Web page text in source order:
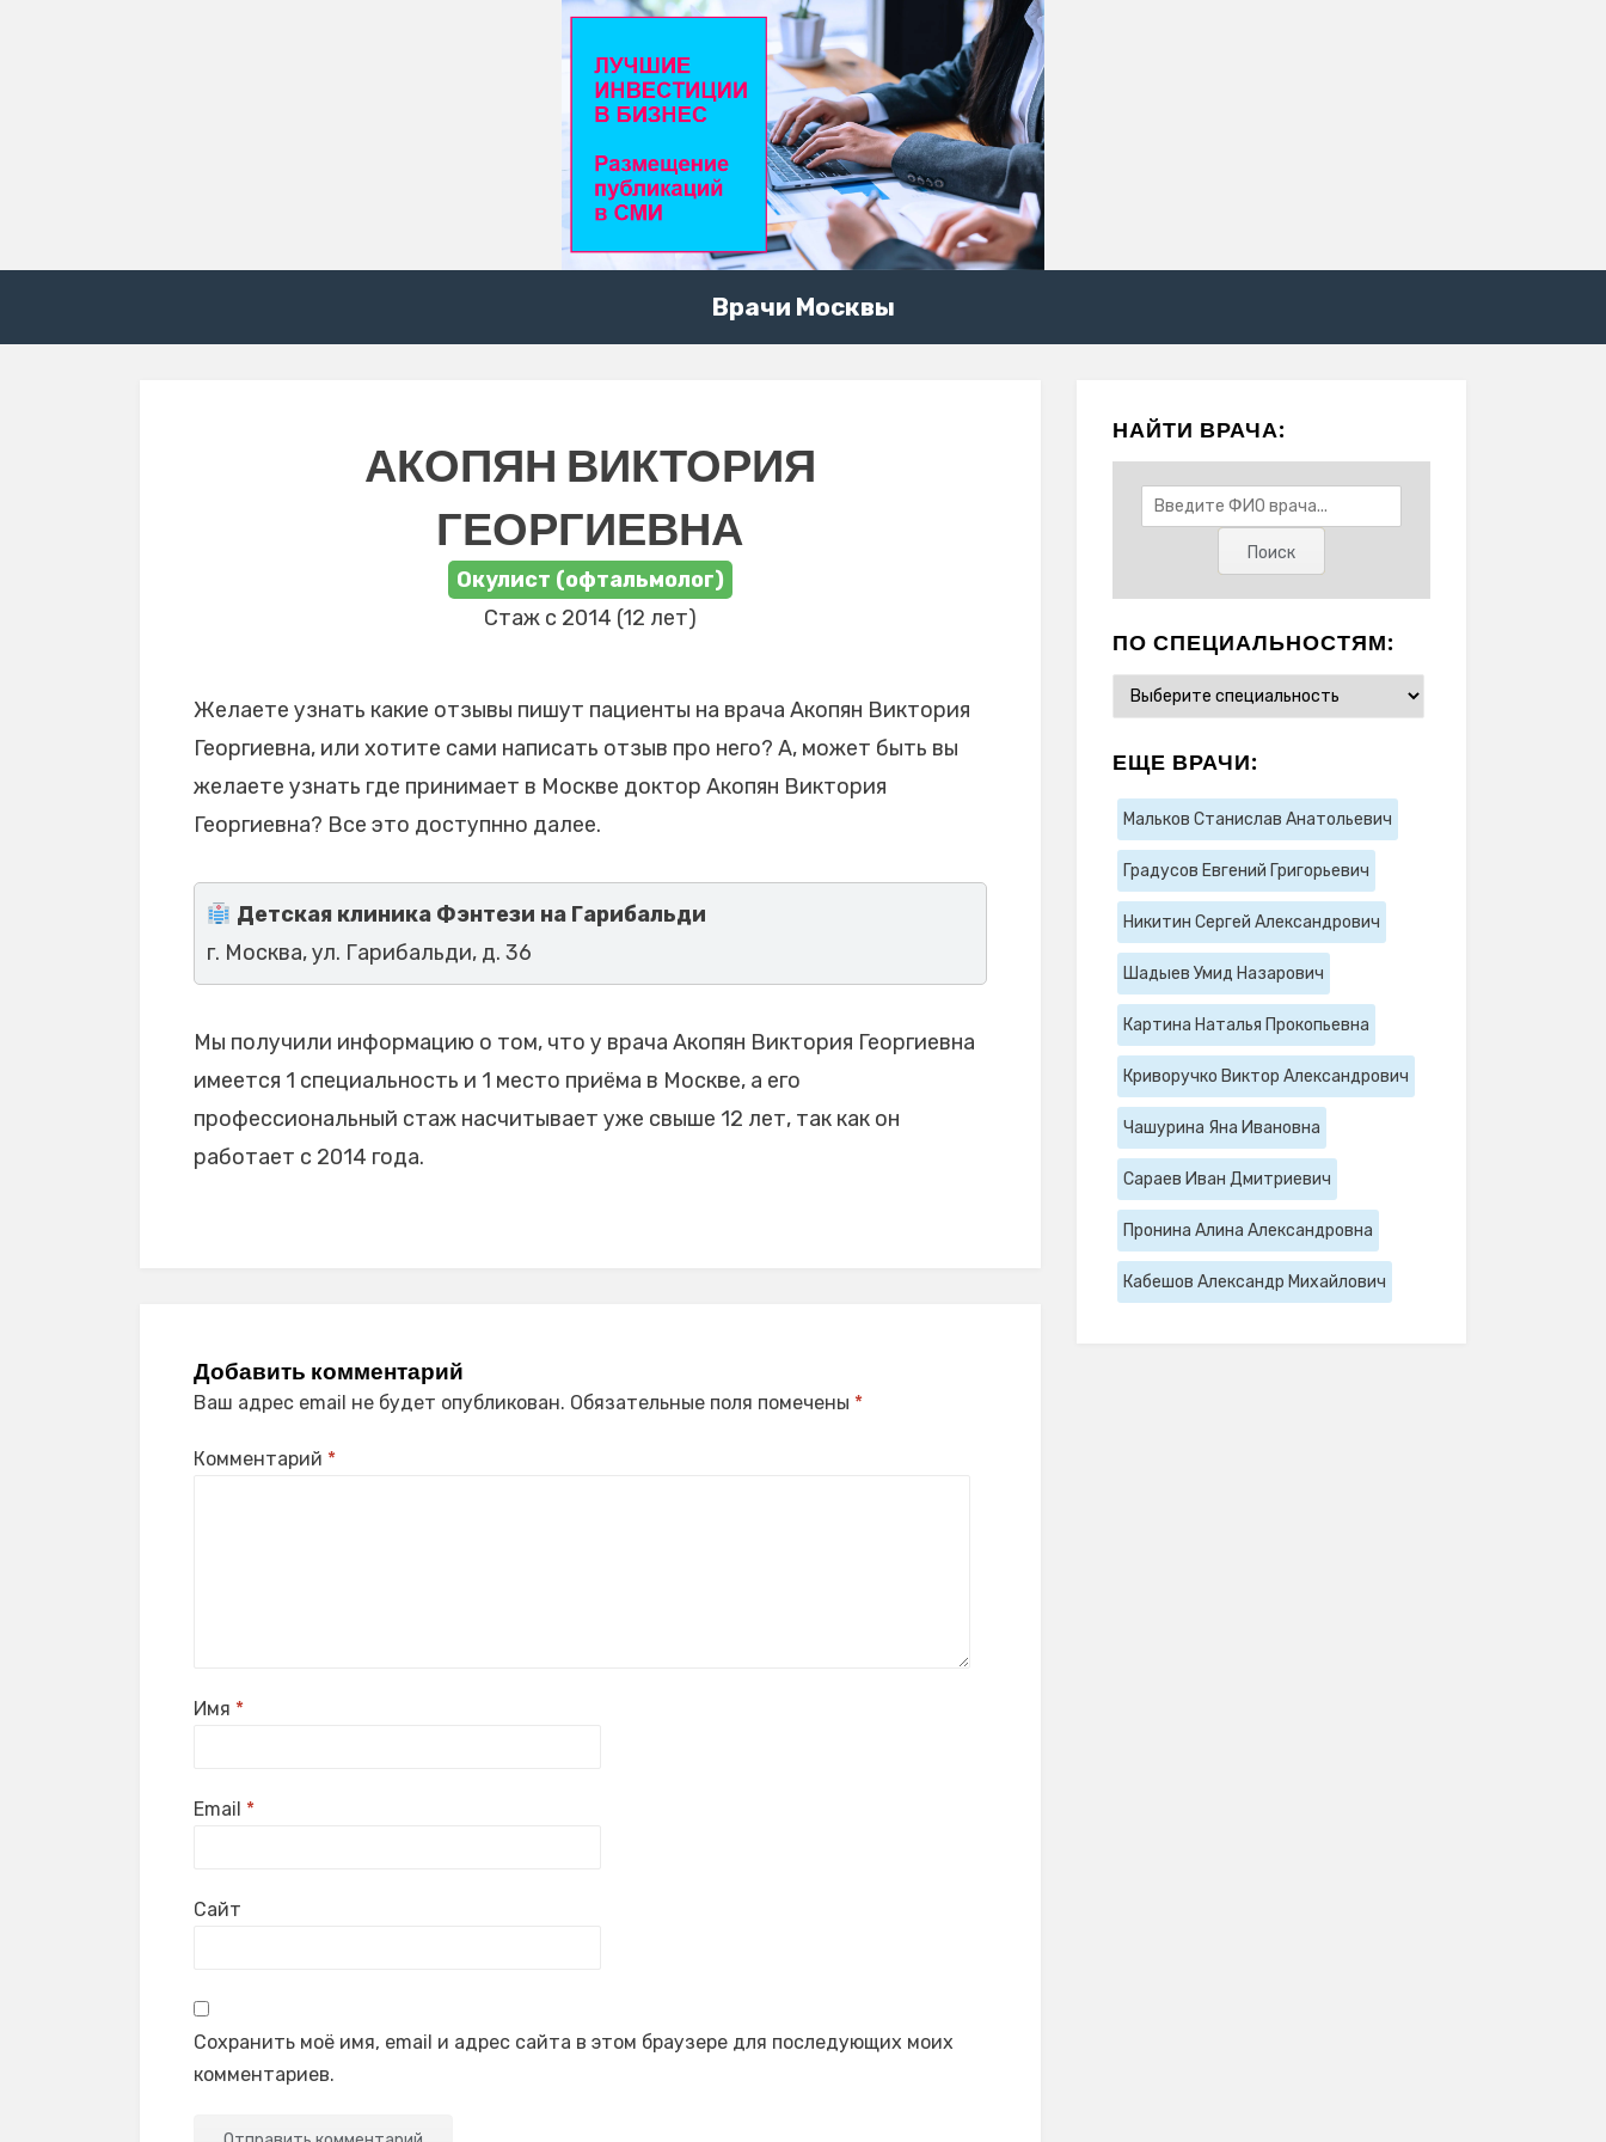
Врачи Москвы
АКОПЯН ВИКТОРИЯ
ГЕОРГИЕВНА
Окулист (офтальмолог)
Стаж с 2014 (12 лет)
Желаете узнать какие отзывы пишут пациенты на врача Акопян Виктория
Георгиевна, или хотите сами написать отзыв про него? А, может быть вы
желаете узнать где принимает в Москве доктор Акопян Виктория
Георгиевна? Все это доступнно далее.
Детская клиника Фэнтези на Гарибальди
г. Москва, ул. Гарибальди, д. 36
Мы получили информацию о том, что у врача Акопян Виктория Георгиевна
имеется 1 специальность и 1 место приёма в Москве, а его
профессиональный стаж насчитывает уже свыше 12 лет, так как он
работает с 2014 года.
Добавить комментарий
Ваш адрес email не будет опубликован. Обязательные поля помечены *
Комментарий *
Имя *
Email *
Сайт
Сохранить моё имя, email и адрес сайта в этом браузере для последующих моих
комментариев.
НАЙТИ ВРАЧА:
ПО СПЕЦИАЛЬНОСТЯМ:
ЕЩЕ ВРАЧИ:
Мальков Станислав Анатольевич
Градусов Евгений Григорьевич
Никитин Сергей Александрович
Шадыев Умид Назарович
Картина Наталья Прокопьевна
Криворучко Виктор Александрович
Чашурина Яна Ивановна
Сараев Иван Дмитриевич
Пронина Алина Александровна
Кабешов Александр Михайлович